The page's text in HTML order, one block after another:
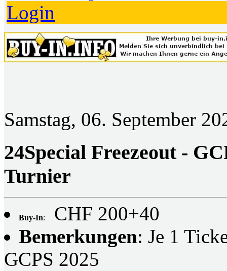
Login
Samstag, 06. September
24Special Freezeout -
Turnier
Buy-In:
CHF 200+40
Bemerkungen: Je 1
GCPS 2025